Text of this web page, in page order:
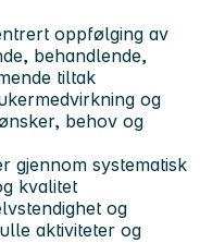
oppfølging av
behandlende,
tiltak
og
behov og
gjennom systematisk
kvalitet
og
aktiviteter og